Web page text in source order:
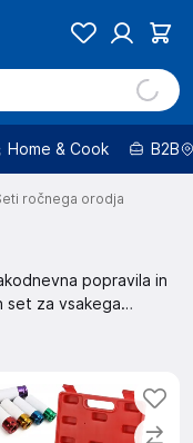
Home & Cook B2B
ročnega orodja
popravila in
set za vsakega